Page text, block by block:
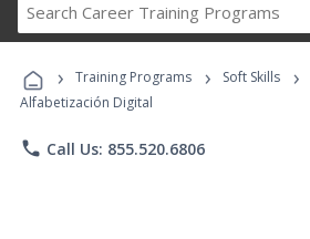
Career
Programs
› Training Programs › Soft Skills ›
Alfabetización Digital
phone Call Us: 855.520.6806